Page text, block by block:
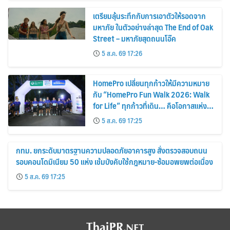
เตรียมลุ้นระทึกกับการเอาตัวให้รอดจาก
มหาภัย ในตัวอย่างล่าสุด The End of Oak
Street – มหาภัยสุดถนนโอ๊ค
5 ส.ค. 69 17:26
HomePro เปลี่ยนทุกก้าวให้มีความหมาย
กับ “HomePro Fun Walk 2026: Walk
for Life” ทุกก้าวที่เดิน… คือโอกาสแห่ง
การมีชีวิต
5 ส.ค. 69 17:25
กทม. ยกระดับมาตรฐานความปลอดภัยอาคารสูง สั่งตรวจสอบถนน
รอบคอนโดมิเนียม 50 แห่ง เข้มบังคับใช้กฎหมาย-ซ้อมอพยพต่อเนื่อง
5 ส.ค. 69 17:25